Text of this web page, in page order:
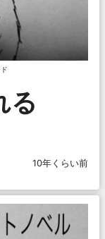
る
10年くらい前